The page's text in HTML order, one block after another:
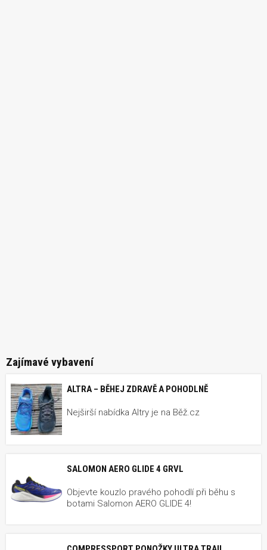
Zajímavé vybavení
ALTRA – BĚHEJ ZDRAVĚ A POHODLNĚ
Nejširší nabídka Altry je na Běž.cz
SALOMON AERO GLIDE 4 GRVL
Objevte kouzlo pravého pohodlí při běhu s
botami Salomon AERO GLIDE 4!